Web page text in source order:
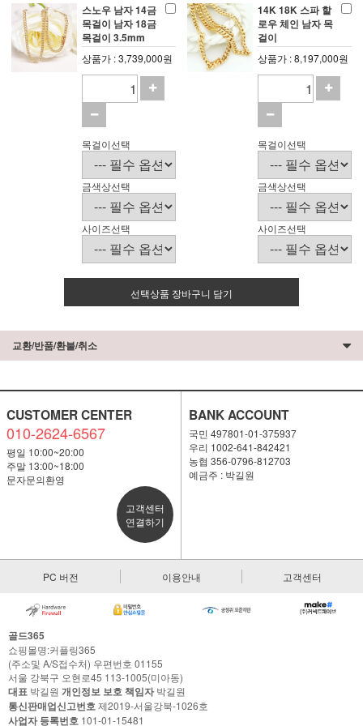
스노우 남자 14금
목걸이 남자 18금
목걸이 3.5mm
상품가 : 3,739,000원
목걸이선택
금색상선택
사이즈선택
14K 18K 스파 할
로우 체인 남자 목
걸이
상품가 : 8,197,000원
목걸이선택
금색상선택
사이즈선택
선택상품 장바구니 담기
교환/반품/환불/취소
CUSTOMER CENTER
010-2624-6567
평일 10:00~20:00
주말 13:00~18:00
문자문의환영
고객센터
연결하기
BANK ACCOUNT
국민 497801-01-375937
우리 1002-641-842421
농협 356-0796-812703
예금주 : 박길원
PC 버전 이용안내 고객센터
골드365
쇼핑몰명:커플링365
(주소및 A/S접수처) 우편번호 01155
서울 강북구 오현로45 113-1005(미아동)
대표 박길원 개인정보 보호 책임자박길원
통신판매업신고번호제2019-서울강북-1026호
사업자 등록번호 101-01-15481